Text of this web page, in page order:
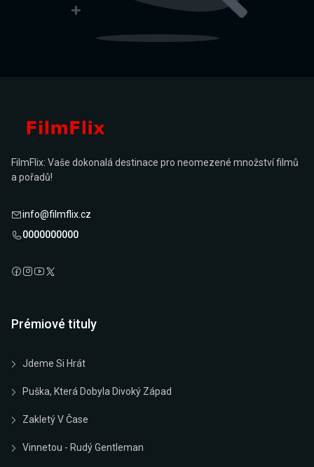
FilmFlix: Vaše dokonalá destinace pro neomezené množství filmů
a pořadů!
info@filmflix.cz
0000000000
Prémiové tituly
Jdeme Si Hrát
Puška, Která Dobyla Divoký Západ
Zakletý V Čase
Vinnetou - Rudý Gentleman